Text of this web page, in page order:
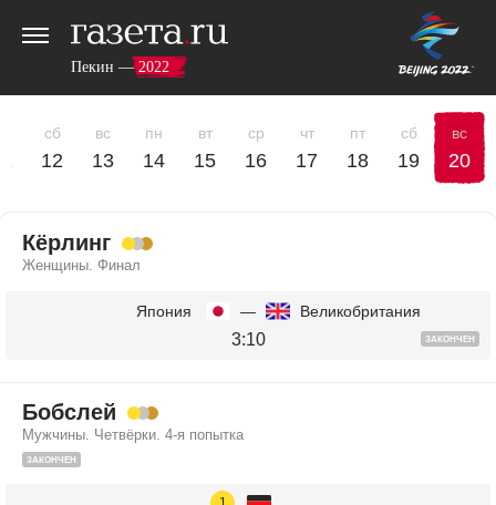
Пекин — 2022
сб
12
вс
13
пн
14
вт
15
ср
16
чт
17
пт
18
сб
19
вс
20
Кёрлинг
Женщины. Финал
Япония — Великобритания
3:10 ЗАКОНЧЕН
Бобслей
Мужчины. Четвёрки. 4-я попытка
ЗАКОНЧЕН